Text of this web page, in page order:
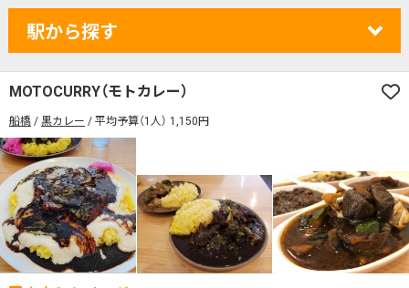
カレーのジャンルを絞り込む
無料駐車場あり
モーニングあり ランチあり 夜10時以降も営業
年中無休 5名以上の団体歓迎 テイクアウトOK
デリバリー対応 禁煙席のみ 喫煙席あり
カウンター席あり テーブル席あり テラス席あり
駅から探す
カレーのジャンルを絞り込む
席の予約可
無料駐車場あり 1人でも入りやすいお店
モーニングあり ランチあり 夜10時以降も営業
年中無休 5名以上の団体歓迎 テイクアウトOK
MOTOCURRY（モトカレー）
船橋 黒カレー 平均予算（1人） 1,150円